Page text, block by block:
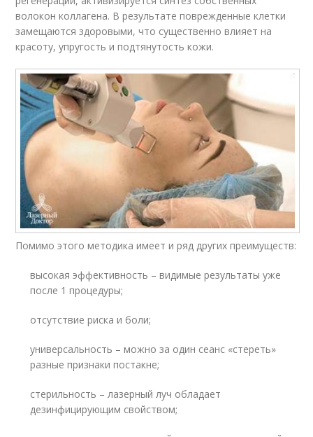
волокон коллагена. В результате поврежденные клетки
замещаются здоровыми, что существенно влияет на
красоту, упругость и подтянутость кожи.
Помимо этого методика имеет и ряд других преимуществ:
высокая эффективность – видимые результаты уже
после 1 процедуры;
отсутствие риска и боли;
универсальность – можно за один сеанс «стереть»
разные признаки постакне;
стерильность – лазерный луч обладает
дезинфицирующим свойством;